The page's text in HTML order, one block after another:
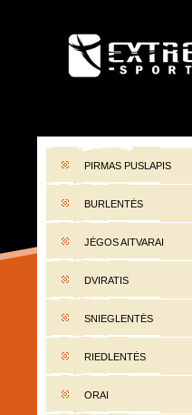
EXTREME-
PIRMAS PUSLAPIS
BURLENTĖS
JĖGOS AITVARAI
DVIRATIS
SNIEGLENTĖS
RIEDLENTĖS
ORAI